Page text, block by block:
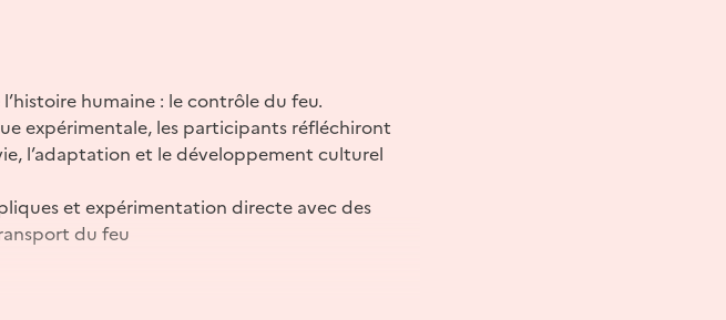
humaine : le contrôle du feu.
expérimentale, les participants réfléchiront
l’adaptation et le développement culturel
et expérimentation directe avec des
du feu